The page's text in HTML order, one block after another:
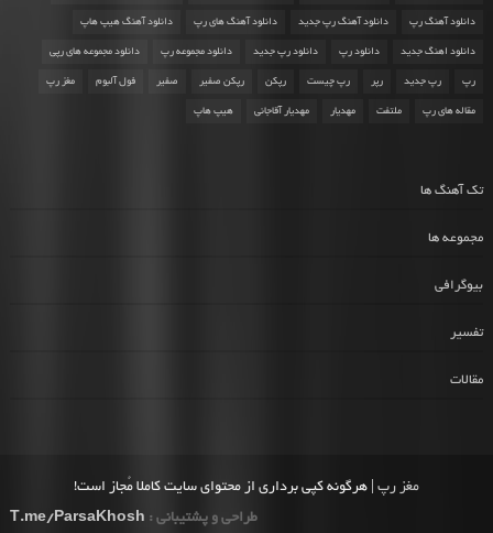
دانلود آهنگ رپ دانلود آهنگ رپ جدید دانلود آهنگ های رپ دانلود آهنگ هیپ هاپ
دانلود اهنگ جدید دانلود رپ دانلود رپ جدید دانلود مجموعه رپ دانلود مجموعه های رپی
رپ رپ جدید رپر رپ چیست رپکن رپکن صفیر صفیر فول آلبوم مغز رپ
مقاله های رپ ملتفت مهدیار مهدیار آقاجانی هیپ هاپ
تک آهنگ ها
مجموعه ها
بیوگرافی
تفسیر
مقالات
مغز رپ | هرگونه کپی برداری از محتوای سایت کاملا مُجاز است!
طراحی و پشتیبانی : T.me/ParsaKhosh